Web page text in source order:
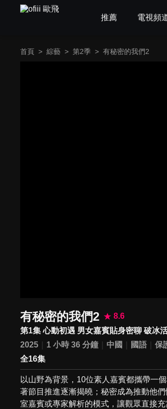
推薦 電視頻
首頁 > 綜藝 > 第2季 > 有秘密的我們2
有秘密的我們2
8.6
第1集 心動初遇 男女嘉賓貼身密聊 破冰
2025
1 小時 36 分鐘 中國 國語
保
全16集
以山野為背景，10位素人嘉賓都攜帶一
著節目推進逐漸揭曉；秘密成為推動他
室嘉賓或專家解析的模式，讓觀眾直接充